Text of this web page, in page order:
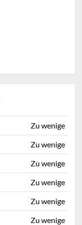
Zu wenige
Zu wenige
Zu wenige
Zu wenige
Zu wenige
Zu wenige